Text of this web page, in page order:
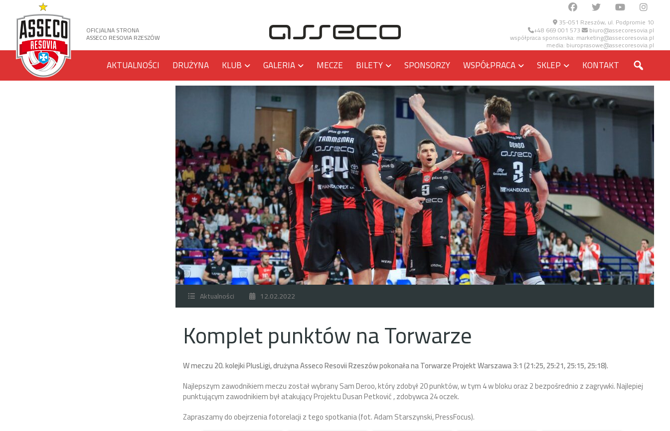
35-051 Rzeszów, ul. Podpromie 10
+48 669 001 573 biuro@assecoresovia.pl
współpraca sponsorska: marketing@assecoresovia.pl
media: biuroprasowe@assecoresovia.pl
OFICJALNA STRONA
ASSECO RESOVIA RZESZÓW
AKTUALNOŚCI DRUŻYNA KLUB GALERIA MECZE BILETY SPONSORZY WSPÓŁPRACA SKLEP KONTAKT
Aktualności 12.02.2022
Komplet punktów na Torwarze
W meczu 20. kolejki PlusLigi, drużyna Asseco Resovii Rzeszów pokonała na Torwarze Projekt Warszawa 3:1 (21:25, 25:21, 25:15, 25:18).
Najlepszym zawodnikiem meczu został wybrany Sam Deroo, któryzdobył 20 punktów, w tym 4 w bloku oraz 2 bezpośrednio z zagrywki.Najlepiej
punktującym zawodnikiem był atakujący Projektu Dusan Petković , zdobywca 24 oczek.
Zapraszamy do obejrzenia fotorelacji z tego spotkania (fot. Adam Starszynski, PressFocus).